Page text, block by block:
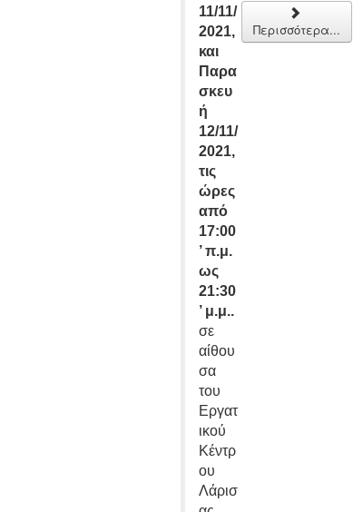
11/11/
2021,
και
Παρα
σκευ
ή
12/11/
2021,
τις
ώρες
από
17:00
’ π.μ.
ως
21:30
’ μ.μ..
σε
αίθου
σα
του
Εργατ
ικού
Κέντρ
ου
Λάρισ
Περισσότερα...